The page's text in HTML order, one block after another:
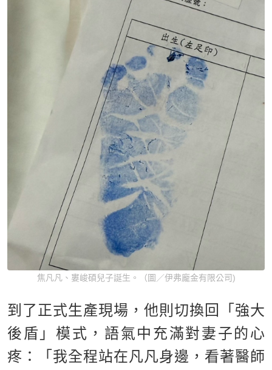
焦凡凡、婁峻碩兒子誕生。（圖／伊弗龐金有限公司)
到了正式生產現場，他則切換回「強大
後盾」模式，語氣中充滿對妻子的心
疼：「我全程站在凡凡身邊，看著醫師